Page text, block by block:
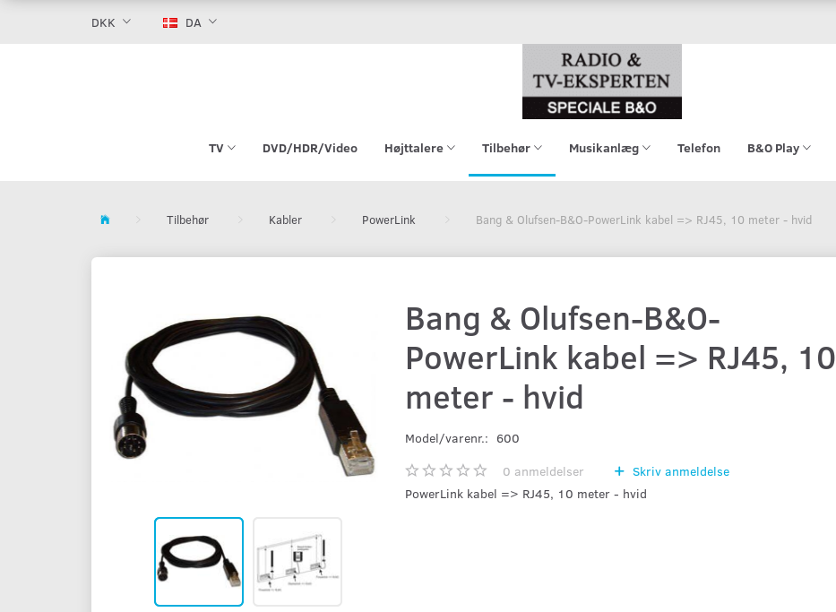
DKK DA
TV DVD/HDR/Video Højttalere Tilbehør Musikanlæg Telefon B&O Play
Tilbehør Kabler PowerLink Bang & Olufsen-B&O-PowerLink kabel => RJ45, 10 meter - hvid
Bang & Olufsen-B&O-
PowerLink kabel => RJ45, 10
meter - hvid
Model/varenr.: 600
0 anmeldelser
Skriv anmeldelse
PowerLink kabel => RJ45, 10 meter - hvid